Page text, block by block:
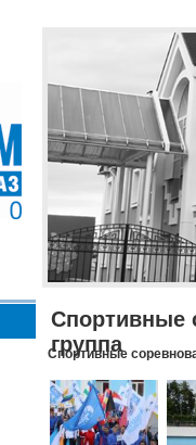
Спортивные
группа
Спортивные